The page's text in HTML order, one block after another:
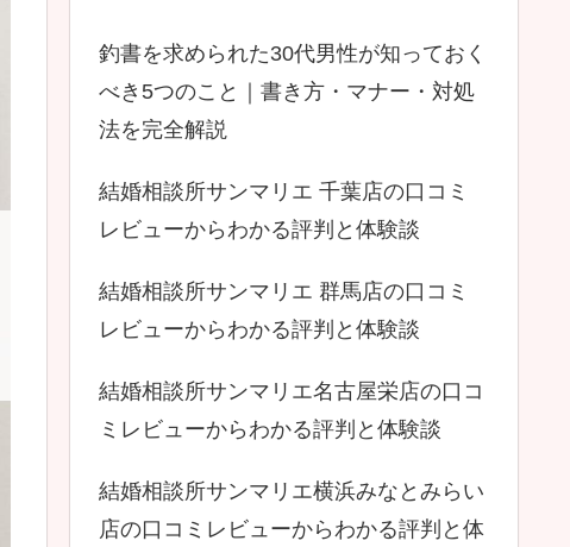
釣書を求められた30代男性が知っておく
べき5つのこと｜書き方・マナー・対処
法を完全解説
結婚相談所サンマリエ 千葉店の口コミ
レビューからわかる評判と体験談
結婚相談所サンマリエ 群馬店の口コミ
レビューからわかる評判と体験談
結婚相談所サンマリエ名古屋栄店の口コ
ミレビューからわかる評判と体験談
結婚相談所サンマリエ横浜みなとみらい
店の口コミレビューからわかる評判と体